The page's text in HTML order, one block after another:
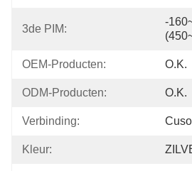
3de PIM:
-
OEM-Producten: O.K.
ODM-Producten: O.K.
Verbinding:
Kleur: